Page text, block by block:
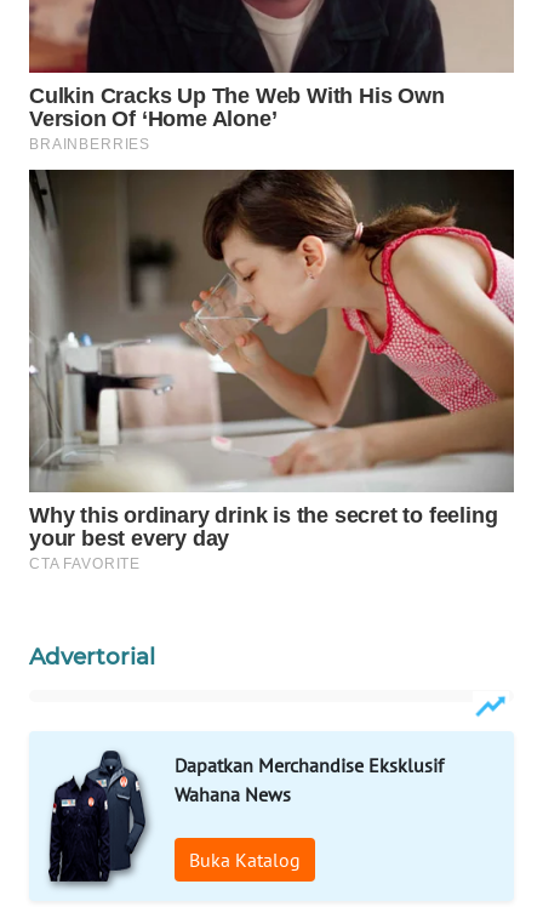
Advertorial
Dapatkan Merchandise Eksklusif
Wahana News
Buka Katalog
WAHANA
OTOMOTIF
WAHANA
HEALTH
WAHANA
LAPAK
WAHANA
Wahana
Network
KONSUMEN
LISTRIK
MAWAKA
ID
MARTABAT
NET